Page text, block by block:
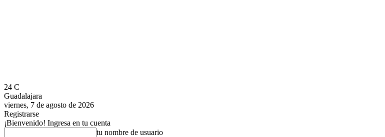
24 C
Guadalajara
viernes, 7 de agosto de 2026
Registrarse
¡Bienvenido! Ingresa en tu cuenta
tu nombre de usuario